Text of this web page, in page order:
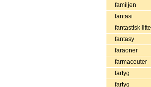
familjen
fantasi
fantastisk
fantasy
faraoner
farmaceuter
fartyg
fartyg